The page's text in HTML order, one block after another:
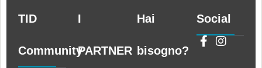
TID
Community
I
PARTNER
Hai
bisogno?
Social